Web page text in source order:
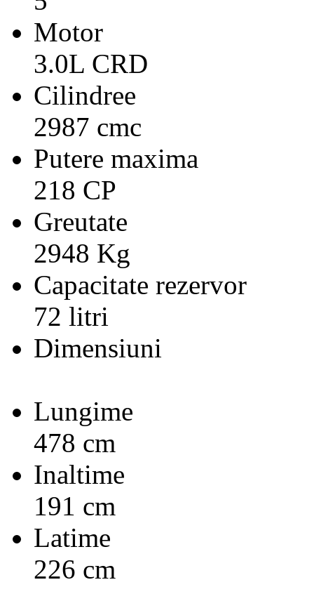
Motor
3.0L CRD
Cilindree
2987 cmc
Putere maxima
218 CP
Greutate
2948 Kg
Capacitate rezervor
72 litri
Dimensiuni
Lungime
478 cm
Inaltime
191 cm
Latime
226 cm